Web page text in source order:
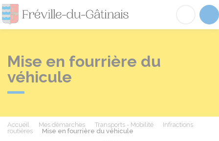
Fréville-du-
Mise en fourrière du
véhicule
Accueil Mes démarches Transports - Mobilité
Infractions
routières
Mise en fourrière du véhicule